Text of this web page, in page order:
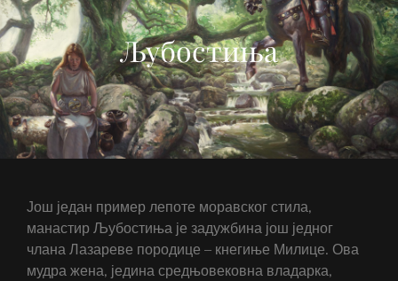
Љубостиња
Још један пример лепоте моравског стила,
манастир Љубостиња је задужбина још једног
члана Лазареве породице – кнегиње Милице. Ова
мудра жена, једина средњовековна владарка,